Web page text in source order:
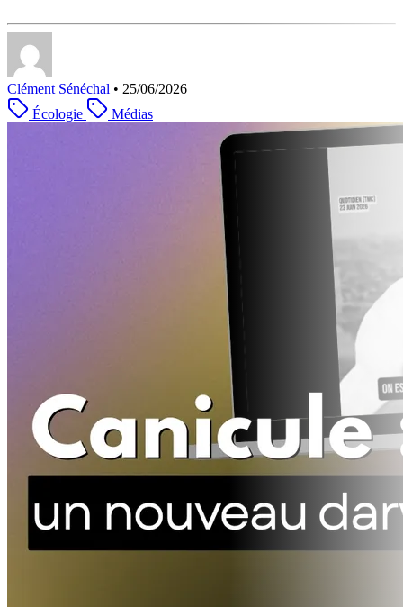
Clément Sénéchal • 25/06/2026
Écologie
Médias